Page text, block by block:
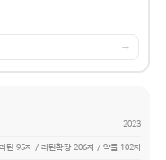
→
2023
라틴 95자 / 라틴확장 206자 / 약물 102자